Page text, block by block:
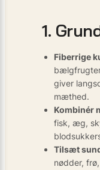
1.
Fiberrige
giver
mæthed.
Kombinér
fisk, æg,
Tilsæt
nødder,